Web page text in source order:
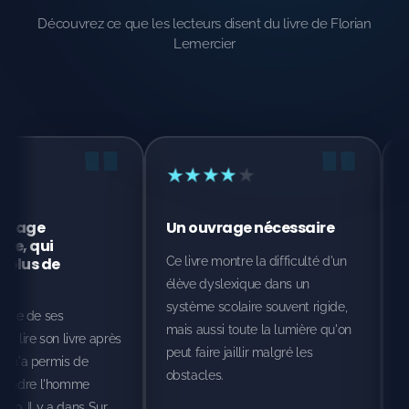
Découvrez ce que les lecteurs disent du livre de Florian
Lemercier
après
"
★
Un ouvrage nécessaire
Ce livre montre la difficulté d'un
élève dyslexique dans un
système scolaire souvent rigide,
mais aussi toute la lumière qu'on
peut faire jaillir malgré les
Une voix
les écoles. Il
ceux qu'on